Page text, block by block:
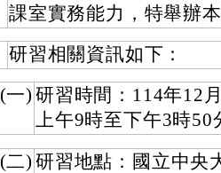
課室實務能力，特舉辦
研習相關資訊如下：
(一) 研習時間：114年12
上午9時至下午3時50
(二) 研習地點：國立中央